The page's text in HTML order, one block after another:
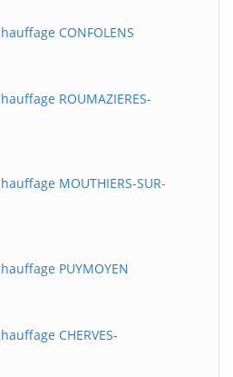
CONFOLENS
ROUMAZIERES-
MOUTHIERS-SUR-
PUYMOYEN
CHERVES-